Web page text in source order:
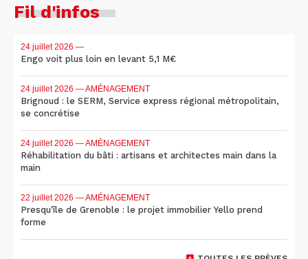
Fil d'infos
24 juillet 2026 —
Engo voit plus loin en levant 5,1 M€
24 juillet 2026 — AMÉNAGEMENT
Brignoud : le SERM, Service express régional métropolitain,
se concrétise
24 juillet 2026 — AMÉNAGEMENT
Réhabilitation du bâti : artisans et architectes main dans la
main
22 juillet 2026 — AMÉNAGEMENT
Presqu'île de Grenoble : le projet immobilier Yello prend
forme